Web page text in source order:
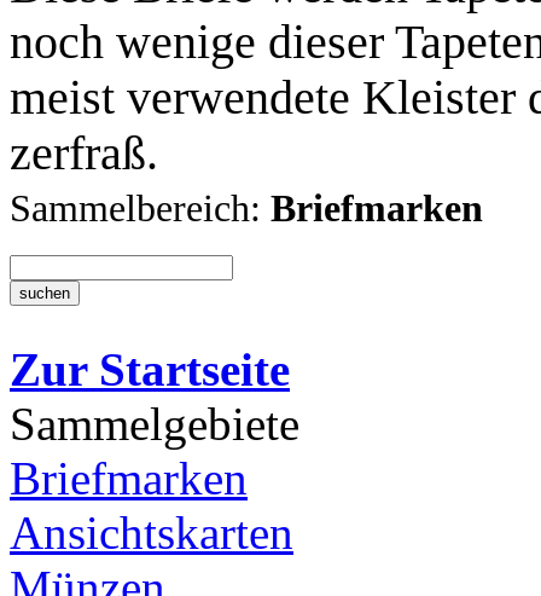
noch wenige dieser
meist verwendete Kleister
zerfraß.
Sammelbereich: Briefmarken
Zur Startseite
Sammelgebiete
Briefmarken
Ansichtskarten